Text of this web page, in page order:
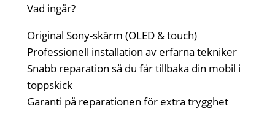
Vad ingår?
Original Sony-skärm (OLED & touch)
Professionell installation av erfarna tekniker
Snabb reparation så du får tillbaka din mobil i
toppskick
Garanti på reparationen för extra trygghet